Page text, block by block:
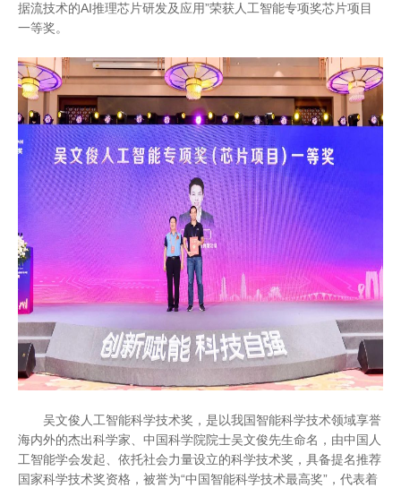
据流技术的AI推理芯片研发及应用”荣获人工智能专项奖芯片项目
一等奖。
吴文俊人工智能科学技术奖，是以我国智能科学技术领域享誉
海内外的杰出科学家、中国科学院院士吴文俊先生命名，由中国人
工智能学会发起、依托社会力量设立的科学技术奖，具备提名推荐
国家科学技术奖资格，被誉为“中国智能科学技术最高奖”，代表着